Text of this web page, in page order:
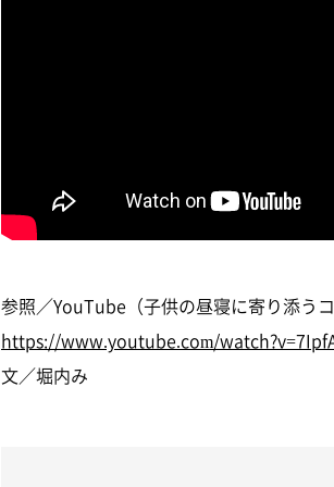
参照／YouTube（子供の昼寝に寄り添うコ
https://www.youtube.com/
文／堀内み